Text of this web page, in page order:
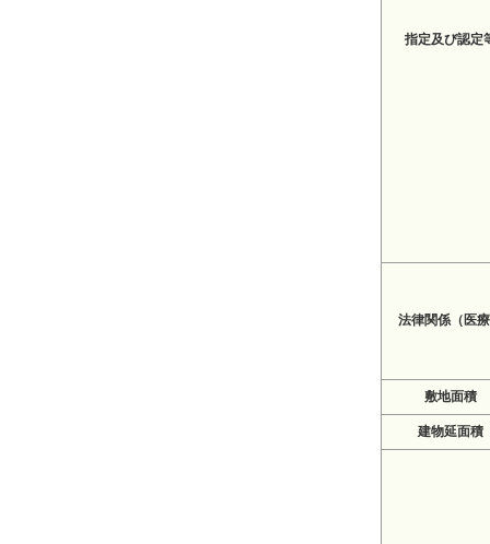
指定及び認定
法律関係（医
敷地面積
建物延面積